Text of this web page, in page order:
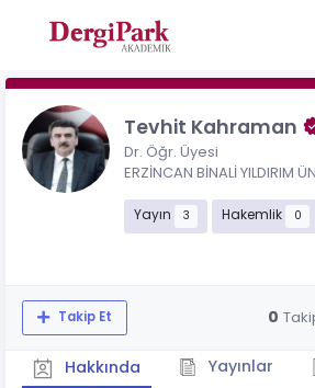
Tevhit Kahraman
Dr. Öğr. Üyesi
ERZİNCAN BİNALİ YILDIRIM
Yayın 3 Hakemlik 0
Takip Et 0
Hakkında Yayınlar